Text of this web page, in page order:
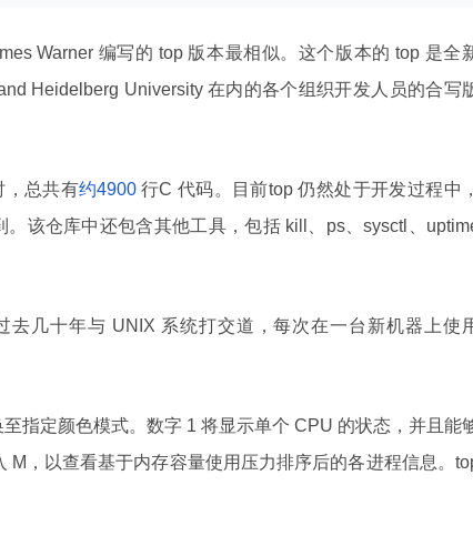
Warner 编写的 top 版本最相似。这个版本的 top 是全
Heidelberg University 在内的各个组织开发人员的合写
，总共有约4900 行C 代码。目前top 仍然处于开发过程中，
。该仓库中还包含其他工具，包括 kill、ps、sysctl、
几十年与 UNIX 系统打交道，每次在一台新机器上使
指定颜色模式。数字 1 将显示单个 CPU 的状态，并且能
M，以查看基于内存容量使用压力排序后的各进程信息。